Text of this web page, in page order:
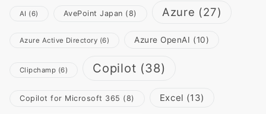
AI (6) AvePoint Japan (8) Azure (27)
Azure Active Directory (6) Azure OpenAI (10)
Clipchamp (6) Copilot (38)
Copilot for Microsoft 365 (8) Excel (13)